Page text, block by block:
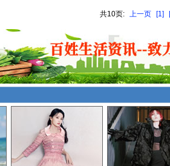
共10页: 上一页 [1]